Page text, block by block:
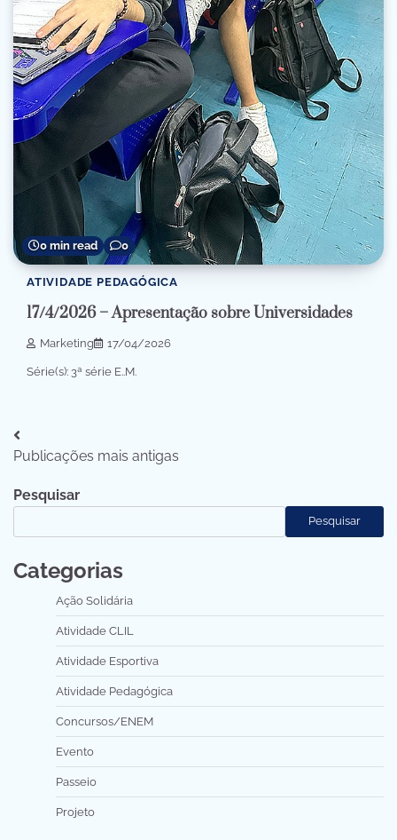
0 min read 0
ATIVIDADE PEDAGÓGICA
17/4/2026 – Apresentação sobre Universidades
Marketing 17/04/2026
Série(s): 3ª série E..M.
Navegação
posts
Publicações mais antigas
Pesquisar
Pesquisar
Categorias
Ação Solidária
Atividade CLIL
Atividade Esportiva
Atividade Pedagógica
Concursos/ENEM
Evento
Passeio
Projeto